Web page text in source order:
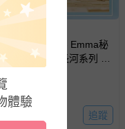
折
摩達客 - Emma秘
系列 時間的長河系列 異
型
$1379
追蹤
體驗